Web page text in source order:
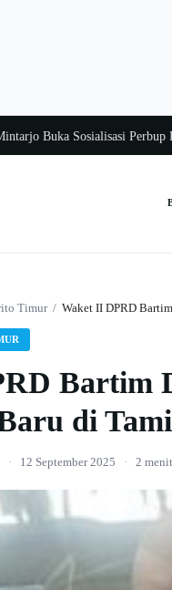
Buka Sosialisasi Perbup PJPK
Timur / Waket II DPRD
Bartim
di
· 12 September 2025 · 2